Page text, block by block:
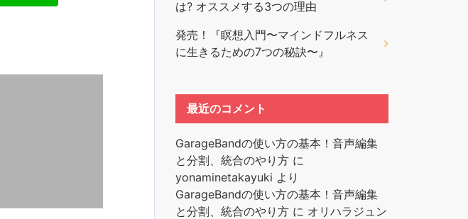
は? オススメする3つの理由
発売！『瞑想入門〜マインドフルネス
に生きるための7つの秘訣〜』
最近のコメント
GarageBandの使い方の基本！音声編集
と分割、統合のやり方 に
yonaminetakayuki より
GarageBandの使い方の基本！音声編集
と分割、統合のやり方 に オリハラジュン